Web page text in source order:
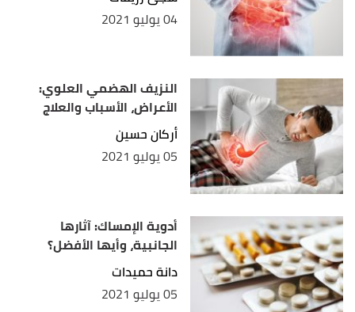
04 يوليو 2021
النزيف الهضمي العلوي:
الأعراض، الأسباب والعلاج
أركان حسين
05 يوليو 2021
أدوية الإمساك: آثارها
الجانبية، وأيها الأفضل؟
دانة حميدات
05 يوليو 2021